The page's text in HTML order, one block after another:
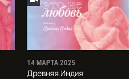
14 МАРТА 2025
Древняя Индия